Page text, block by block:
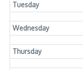
Tuesday
Wednesday
Thursday